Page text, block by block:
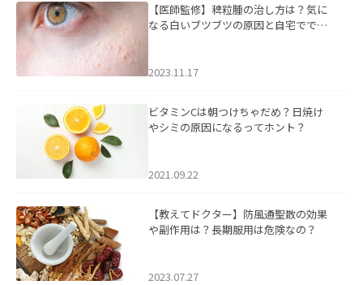
【医師監修】稗粒腫の治し方は？気に
なる白いブツブツの原因と自宅ででき
2023.11.17
ビタミンCは朝つけちゃだめ？日焼け
やシミの原因になるってホント？
2021.09.22
【教えてドクター】防風通聖散の効果
や副作用は？長期服用は危険なの？
2023.07.27